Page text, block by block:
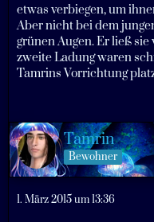
etwas verbiegen, um
Aber nicht bei dem
grünen Augen. Er ließ
zweite Ladung waren
Tamrins Vorrichtung
Tamrin
Bewohner
1. März 2015 um 13:36